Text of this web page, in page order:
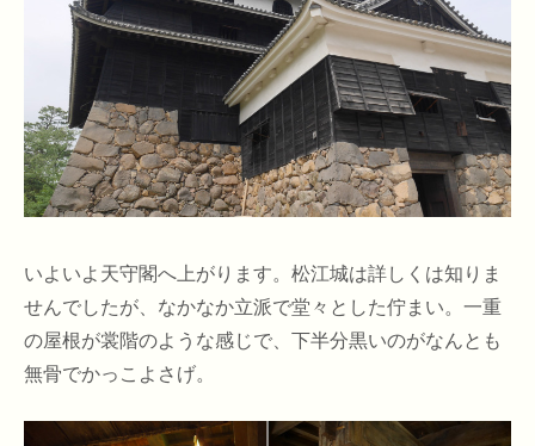
いよいよ天守閣へ上がります。松江城は詳しくは知りま
せんでしたが、なかなか立派で堂々とした佇まい。一重
の屋根が裳階のような感じで、下半分黒いのがなんとも
無骨でかっこよさげ。